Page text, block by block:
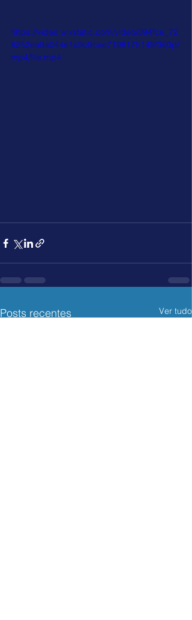
https://video.wixstatic.com/video/394fce_72
8252ea9a044e1c9c9cee7198175149/360p/
mp4/file.mp4
Posts recentes Ver tudo